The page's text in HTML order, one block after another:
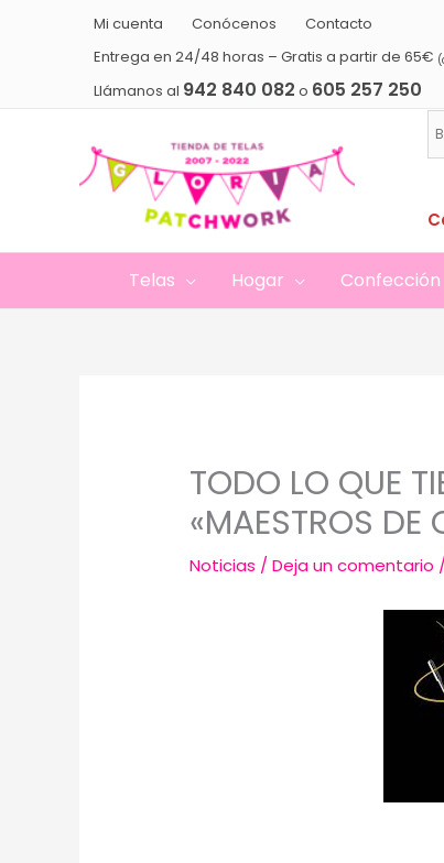
Mi cuenta Conócenos
Contacto
Entrega en 24/48 horas – Gratis a partir de 65€
Llámanos al 942 840 082 o 605 257 250
Telas Hogar Confección
TODO LO QUE
«MAESTROS DE
Noticias /Deja un comentario